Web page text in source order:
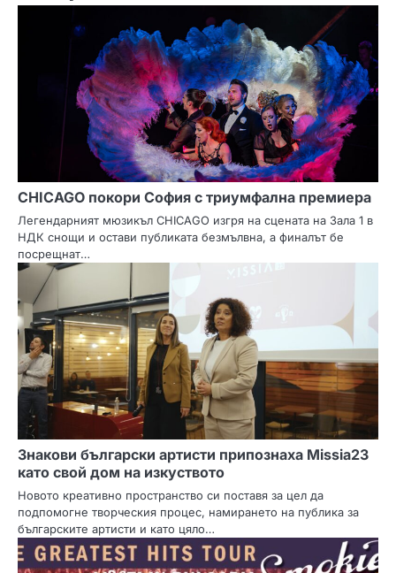
CHICAGO покори София с триумфална премиера
Легендарният мюзикъл CHICAGO изгря на сцената на Зала 1 в
НДК снощи и остави публиката безмълвна, а финалът бе
посрещнат…
Знакови български артисти припознаха Missia23
като свой дом на изкуството
Новото креативно пространство си поставя за цел да
подпомогне творческия процес, намирането на публика за
българските артисти и като цяло…